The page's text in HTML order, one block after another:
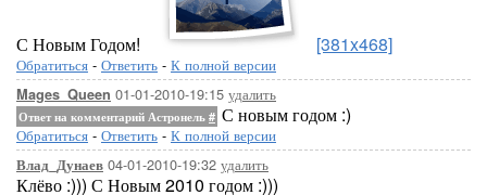
С Новым Годом! [381x468]
Обратиться - Ответить - К полной версии
Mages_Queen 01-01-2010-19:15 удалить
Ответ на комментарий Астронель # С новым годом :)
Обратиться - Ответить - К полной версии
Влад_Дунаев 04-01-2010-19:32 удалить
Клёво :))) С Новым 2010 годом :)))